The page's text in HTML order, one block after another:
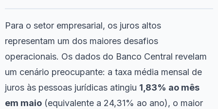
Para o setor empresarial, os juros altos
representam um dos maiores desafios
operacionais. Os dados do Banco Central revelam
um cenário preocupante: a taxa média mensal de
juros às pessoas jurídicas atingiu 1,83% ao mês
em maio (equivalente a 24,31% ao ano), o maior